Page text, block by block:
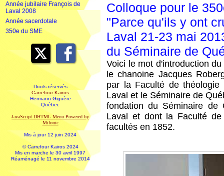
Année jubilaire François de
Laval 2008
Année sacerdotale
350e du SME
Droits réservés
Carrefour Kairos
Hermann Giguère
Québec
JavaScript DHTML Menu Powered by
Milonic
Mis à jour 12 juin 2024
© Carrefour Kairos 2024
Mis en marche le 30 avril 1997
Réaménagé le 11 novembre 2014
Colloque pour le
"Parce qu'ils y ont
Laval 21-23 mai
du Séminaire de
Voici le mot d'introduction
le chanoine Jacques
par la Faculté de
Laval et le Séminaire de
fondation du Séminaire de
Laval et dont la Faculté
facultés en 1852.